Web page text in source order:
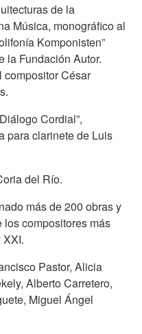
de la
Música, monográfico al
Komponisten”
la Fundación Autor.
compositor César
Cordial”,
para clarinete de Luis
del Río.
más de 200 obras y
los compositores más
Pastor, Alicia
Alberto Carretero,
Miguel Ángel